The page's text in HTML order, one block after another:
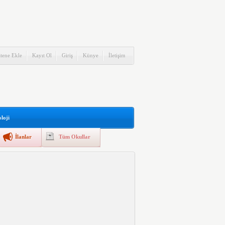
Ekle Kayıt Ol Giriş Künye İletişim
İlanlar Tüm Okullar